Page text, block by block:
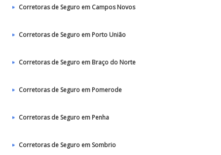
Corretoras de Seguro em Campos Novos
Corretoras de Seguro em Porto União
Corretoras de Seguro em Braço do Norte
Corretoras de Seguro em Pomerode
Corretoras de Seguro em Penha
Corretoras de Seguro em Sombrio